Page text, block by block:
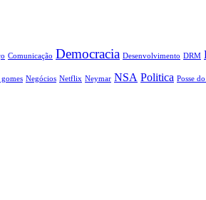
Comunicação Democracia Desenvolvimento DRM
Negócios Netflix Neymar NSA Politica Posse